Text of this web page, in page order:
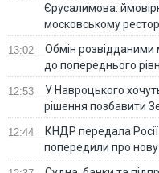
Єрусалимова:
московському
13:02
Обмін розвідданими
до попереднього
12:53
У Навроцького
рішення позбавити
12:44
КНДР передала
попередили про нову